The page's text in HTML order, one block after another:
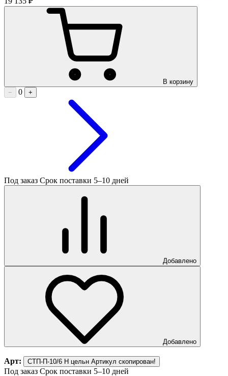
В корзину
−
0 +
Под заказ Срок поставки 5–10 дней
Добавлено
Добавлено
Арт: СТП-П-10/6 Н цельн Артикул скопирован!
Под заказ Срок поставки 5–10 дней